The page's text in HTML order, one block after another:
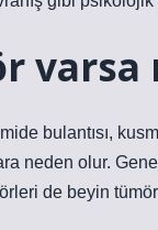
varsa
bulantısı,
neden olur.
de beyin